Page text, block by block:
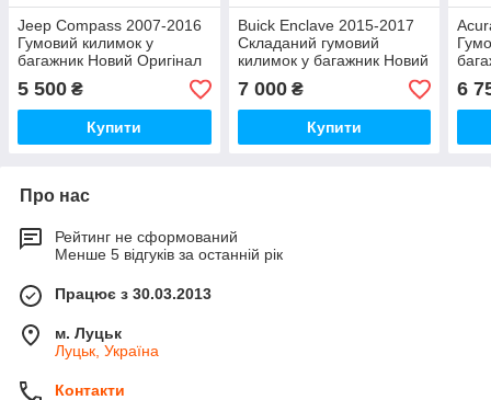
Jeep Compass 2007-2016
Гумовий килимок у
багажник Новий Оригінал
5 500 ₴
Купити
Buick Enclave 2015-2017
Складаний гумовий
килимок у багажник Новий
Оригінал
7 000₴
Купити
6
Про нас
Рейтинг не сформований
Менше 5 відгуків за останній рік
Працює з 30.03.2013
м. Луцьк
Луцьк, Україна
Контакти